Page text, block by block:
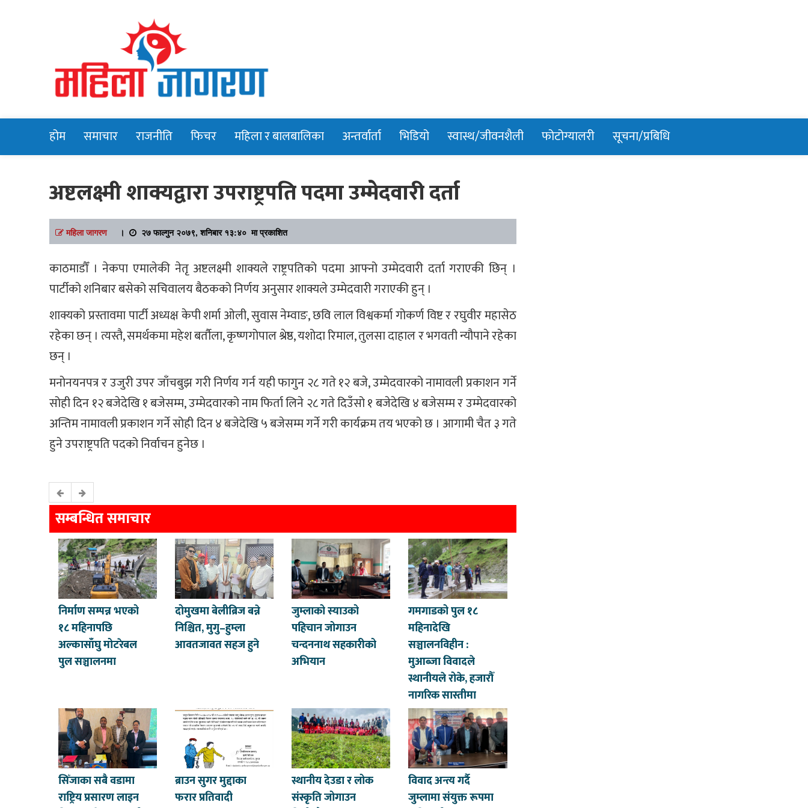
Mahilajagaran
होम समाचार राजनीति फिचर महिला र बालबालिका अन्तर्वार्ता भिडियो स्वास्थ/जीवनशैली फोटोग्यालरी सूचना/प्रबिधि
अष्टलक्ष्मी शाक्यद्वारा उपराष्ट्रपति पदमा उम्मेदवारी दर्ता
महिला जागरण। २७ फाल्गुन २०७९, शनिबार १३:४० मा प्रकाशित
काठमाडौँ । नेकपा एमालेकी नेतृ अष्टलक्ष्मी शाक्यले राष्ट्रपतिको पदमा आफ्नो उम्मेदवारी दर्ता गराएकी छिन् ।
पार्टीको शनिबार बसेको सचिवालय बैठकको निर्णय अनुसार शाक्यले उम्मेदवारी गराएकी हुन् ।
शाक्यको प्रस्तावमा पार्टी अध्यक्ष केपी शर्मा ओली, सुवास नेम्वाङ, छवि लाल विश्वकर्मा गोकर्ण विष्ट र रघुवीर महासेठ
रहेका छन् । त्यस्तै, समर्थकमा महेश बर्तौला, कृष्णगोपाल श्रेष्ठ, यशोदा रिमाल, तुलसा दाहाल र भगवती न्यौपाने रहेका
छन् ।
मनोनयनपत्र र उजुरी उपर जाँचबुझ गरी निर्णय गर्न यही फागुन २८ गते १२ बजे, उम्मेदवारको नामावली प्रकाशन गर्ने
सोही दिन १२ बजेदेखि १ बजेसम्म, उम्मेदवारको नाम फिर्ता लिने २८ गते दिउँसो १ बजेदेखि ४ बजेसम्म र उम्मेदवारको
अन्तिम नामावली प्रकाशन गर्ने सोही दिन ४ बजेदेखि ५ बजेसम्म गर्ने गरी कार्यक्रम तय भएको छ । आगामी चैत ३ गते
हुने उपराष्ट्रपति पदको निर्वाचन हुनेछ ।
सम्बन्धित समाचार
निर्माण सम्पन्न भएको
१८ महिनापछि
अल्कासाँघु मोटरेबल
पुल सञ्चालनमा
दोमुखमा बेलीब्रिज बन्ने
निश्चित, मुगु–हुम्ला
आवतजावत सहज हुने
जुम्लाको स्याउको
पहिचान जोगाउन
चन्दननाथ सहकारीको
अभियान
गमगाडको पुल १८
महिनादेखि
सञ्चालनविहीन :
मुआब्जा विवादले
स्थानीयले रोके, हजारौँ
नागरिक सास्तीमा
सिँजाका सबै वडामा
राष्ट्रिय प्रसारण लाइन
ब्राउन सुगर मुद्दाका
फरार प्रतिवादी
स्थानीय देउडा र लोक
संस्कृति जोगाउन
विवाद अन्त्य गर्दै
जुम्लामा संयुक्त रूपमा